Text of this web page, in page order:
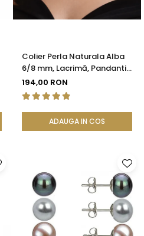
Colier Perla Naturala Alba
6/8 mm, Lacrimă, Pandantiv
Argint 925 | KASKADDA®
194,00 RON
ADAUGA IN COS